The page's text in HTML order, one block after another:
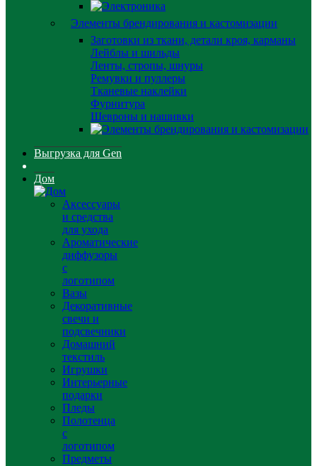
Элементы брендирования и кастомизации
Заготовки из ткани, детали кроя, карманы
Лейблы и шильды
Ленты, стропы, шнуры
Ремувки и пуллеры
Тканевые наклейки
Фурнитура
Шевроны и нашивки
Выгрузка для Gen
Дом
Аксессуары
и средства
для ухода
Ароматические
диффузоры
с
логотипом
Вазы
Декоративные
свечи и
подсвечники
Домашний
текстиль
Игрушки
Интерьерные
подарки
Пледы
Полотенца
с
логотипом
Предметы